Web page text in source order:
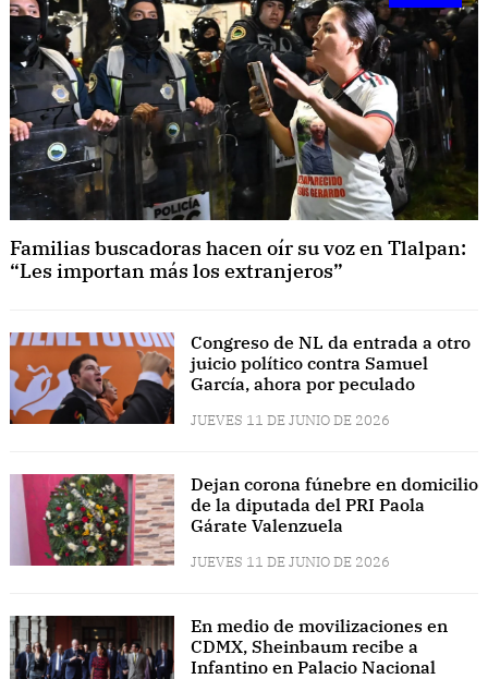
Familias buscadoras hacen oír su voz en Tlalpan:
“Les importan más los extranjeros”
Congreso de NL da entrada a otro
juicio político contra Samuel
García, ahora por peculado
JUEVES 11 DE JUNIO DE 2026
Dejan corona fúnebre en domicilio
de la diputada del PRI Paola
Gárate Valenzuela
JUEVES 11 DE JUNIO DE 2026
En medio de movilizaciones en
CDMX, Sheinbaum recibe a
Infantino en Palacio Nacional